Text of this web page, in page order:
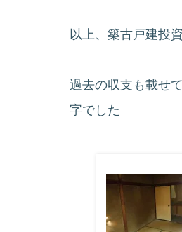
以上、築古戸建投
過去の収支も載せ
字でした